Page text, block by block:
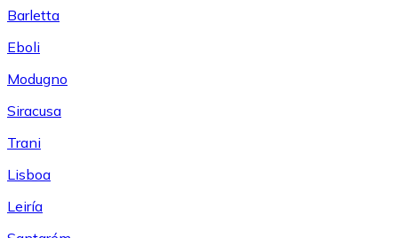
Barletta
Eboli
Modugno
Siracusa
Trani
Lisboa
Leiría